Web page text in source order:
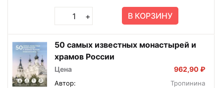
+ В КОРЗИНУ
50 самых известных монастырей и
храмов России
Цена 962,90 ₽
Автор:
Тропинина